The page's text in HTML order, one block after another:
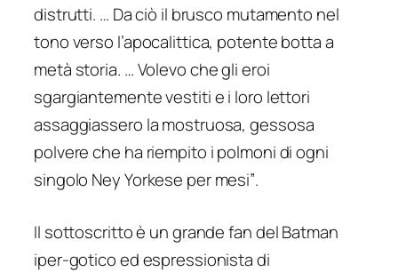
distrutti. … Da ciò il brusco mutamento nel
tono verso l’apocalittica, potente botta a
metà storia. … Volevo che gli eroi
sgargiantemente vestiti e i loro lettori
assaggiassero la mostruosa, gessosa
polvere che ha riempito i polmoni di ogni
singolo Ney Yorkese per mesi”.
Il sottoscritto è un grande fan del Batman
iper-gotico ed espressionista di